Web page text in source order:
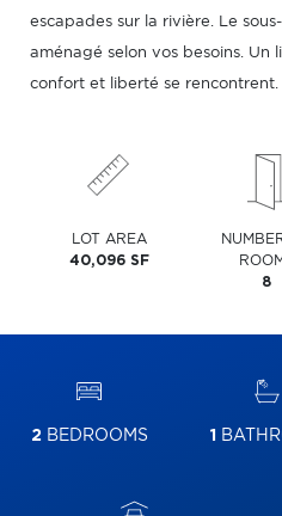
escapades sur la rivière. Le
aménagé selon vos besoins. Un
confort et liberté se rencontrent.
LOT AREA
40,096 SF
8
2BEDROOMS 1